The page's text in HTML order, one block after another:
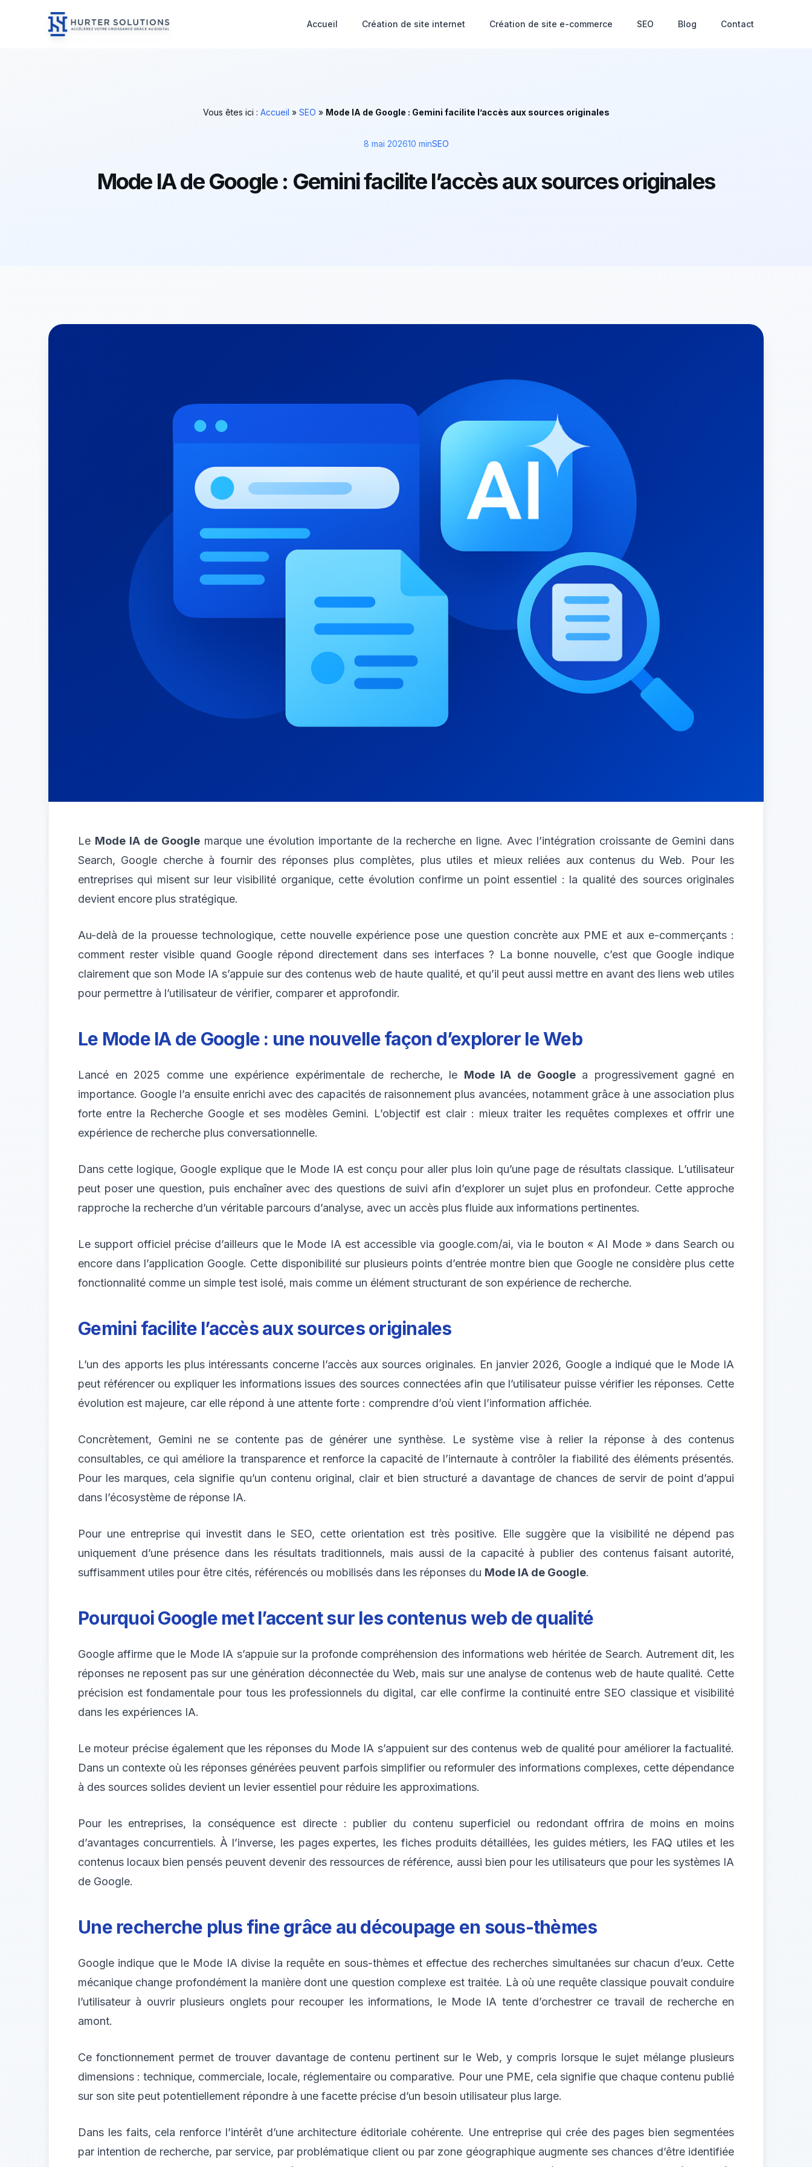
Accueil Création de site internet Création de site e-commerce SEO Blog Contact
Vous êtes ici : Accueil » SEO » Mode IA de Google : Gemini facilite l’accès aux sources originales
8 mai 202610 minSEO
Mode IA de Google : Gemini facilite l’accès aux sources originales
Le Mode IA de Google marque une évolution importante de la recherche en ligne. Avec l’intégration croissante de Gemini dans
Search, Google cherche à fournir des réponses plus complètes, plus utiles et mieux reliées aux contenus du Web. Pour les
entreprises qui misent sur leur visibilité organique, cette évolution confirme un point essentiel : la qualité des sources originales
devient encore plus stratégique.
Au-delà de la prouesse technologique, cette nouvelle expérience pose une question concrète aux PME et aux e-commerçants :
comment rester visible quand Google répond directement dans ses interfaces ? La bonne nouvelle, c’est que Google indique
clairement que son Mode IA s’appuie sur des contenus web de haute qualité, et qu’il peut aussi mettre en avant des liens web utiles
pour permettre à l’utilisateur de vérifier, comparer et approfondir.
Le Mode IA de Google : une nouvelle façon d’explorer le Web
Lancé en 2025 comme une expérience expérimentale de recherche, le Mode IA de Googlea progressivement gagné en
importance. Google l’a ensuite enrichi avec des capacités de raisonnement plus avancées, notamment grâce à une association plus
forte entre la Recherche Google et ses modèles Gemini. L’objectif est clair : mieux traiter les requêtes complexes et offrir une
expérience de recherche plus conversationnelle.
Dans cette logique, Google explique que le Mode IA est conçu pour aller plus loin qu’une page de résultats classique. L’utilisateur
peut poser une question, puis enchaîner avec des questions de suivi afin d’explorer un sujet plus en profondeur. Cette approche
rapproche la recherche d’un véritable parcours d’analyse, avec un accès plus fluide aux informations pertinentes.
Le support officiel précise d’ailleurs que le Mode IA est accessible via google.com/ai, via le bouton « AI Mode » dans Search ou
encore dans l’application Google. Cette disponibilité sur plusieurs points d’entrée montre bien que Google ne considère plus cette
fonctionnalité comme un simple test isolé, mais comme un élément structurant de son expérience de recherche.
Gemini facilite l’accès aux sources originales
L’un des apports les plus intéressants concerne l’accès aux sources originales. En janvier 2026, Google a indiqué que le Mode IA
peut référencer ou expliquer les informations issues des sources connectées afin que l’utilisateur puisse vérifier les réponses. Cette
évolution est majeure, car elle répond à une attente forte : comprendre d’où vient l’information affichée.
Concrètement, Gemini ne se contente pas de générer une synthèse. Le système vise à relier la réponse à des contenus
consultables, ce qui améliore la transparence et renforce la capacité de l’internaute à contrôler la fiabilité des éléments présentés.
Pour les marques, cela signifie qu’un contenu original, clair et bien structuré a davantage de chances de servir de point d’appui
dans l’écosystème de réponse IA.
Pour une entreprise qui investit dans le SEO, cette orientation est très positive. Elle suggère que la visibilité ne dépend pas
uniquement d’une présence dans les résultats traditionnels, mais aussi de la capacité à publier des contenus faisant autorité,
suffisamment utiles pour être cités, référencés ou mobilisés dans les réponses du Mode IA de Google.
Pourquoi Google met l’accent sur les contenus web de qualité
Google affirme que le Mode IA s’appuie sur la profonde compréhension des informations web héritée de Search. Autrement dit, les
réponses ne reposent pas sur une génération déconnectée du Web, mais sur une analyse de contenus web de haute qualité. Cette
précision est fondamentale pour tous les professionnels du digital, car elle confirme la continuité entre SEO classique et visibilité
dans les expériences IA.
Le moteur précise également que les réponses du Mode IA s’appuient sur des contenus web de qualité pour améliorer la factualité.
Dans un contexte où les réponses générées peuvent parfois simplifier ou reformuler des informations complexes, cette dépendance
à des sources solides devient un levier essentiel pour réduire les approximations.
Pour les entreprises, la conséquence est directe : publier du contenu superficiel ou redondant offrira de moins en moins
d’avantages concurrentiels. À l’inverse, les pages expertes, les fiches produits détaillées, les guides métiers, les FAQ utiles et les
contenus locaux bien pensés peuvent devenir des ressources de référence, aussi bien pour les utilisateurs que pour les systèmes IA
de Google.
Une recherche plus fine grâce au découpage en sous-thèmes
Google indique que le Mode IA divise la requête en sous-thèmes et effectue des recherches simultanées sur chacun d’eux. Cette
mécanique change profondément la manière dont une question complexe est traitée. Là où une requête classique pouvait conduire
l’utilisateur à ouvrir plusieurs onglets pour recouper les informations, le Mode IA tente d’orchestrer ce travail de recherche en
amont.
Ce fonctionnement permet de trouver davantage de contenu pertinent sur le Web, y compris lorsque le sujet mélange plusieurs
dimensions : technique, commerciale, locale, réglementaire ou comparative. Pour une PME, cela signifie que chaque contenu publié
sur son site peut potentiellement répondre à une facette précise d’un besoin utilisateur plus large.
Dans les faits, cela renforce l’intérêt d’une architecture éditoriale cohérente. Une entreprise qui crée des pages bien segmentées
par intention de recherche, par service, par problématique client ou par zone géographique augmente ses chances d’être identifiée